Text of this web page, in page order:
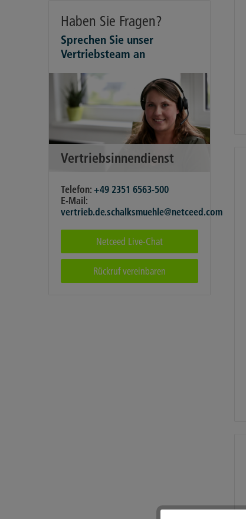
Haben Sie Fragen?
Sprechen Sie unser
Vertriebsteam an
Vertriebsinnendienst
Telefon: +49 2351 6563-500
E-Mail:
vertrieb.de.schalksmuehle@netceed.com
Netceed Live-Chat
Rückruf vereinbaren